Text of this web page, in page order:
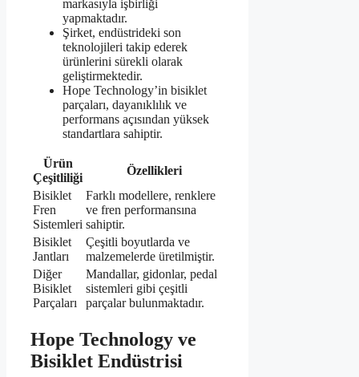
markasıyla işbirliği
yapmaktadır.
Şirket, endüstrideki son
teknolojileri takip ederek
ürünlerini sürekli olarak
geliştirmektedir.
Hope Technology’in bisiklet
parçaları, dayanıklılık ve
performans açısından yüksek
standartlara sahiptir.
Ürün
Çeşitliliği
Özellikleri
Bisiklet
Fren
Sistemleri
Farklı modellere, renklere
ve fren performansına
sahiptir.
Bisiklet
Jantları
Çeşitli boyutlarda ve
malzemelerde üretilmiştir.
Diğer
Bisiklet
Parçaları
Mandallar, gidonlar, pedal
sistemleri gibi çeşitli
parçalar bulunmaktadır.
Hope Technology ve
Bisiklet Endüstrisi